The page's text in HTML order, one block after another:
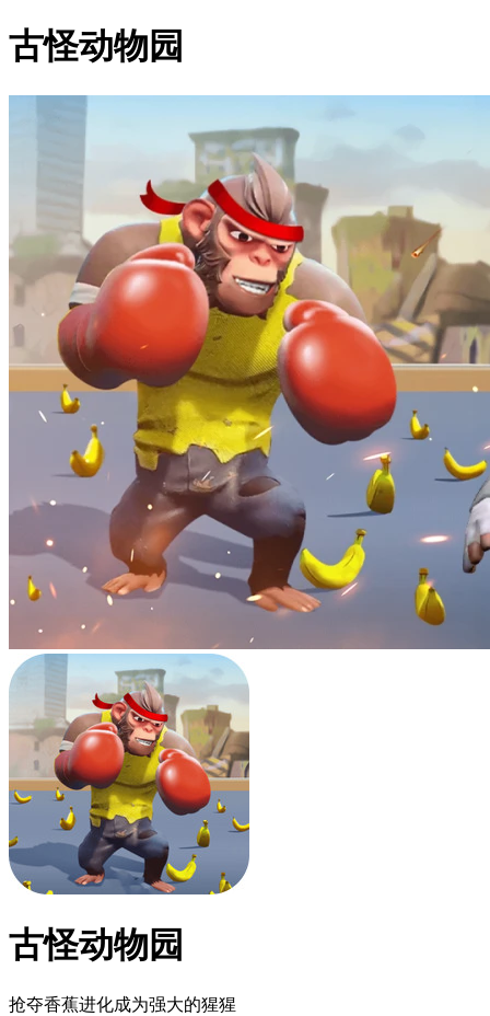
古怪动物园
古怪动物园
抢夺香蕉进化成为强大的猩猩